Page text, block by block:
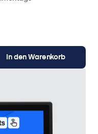
In den Warenkorb